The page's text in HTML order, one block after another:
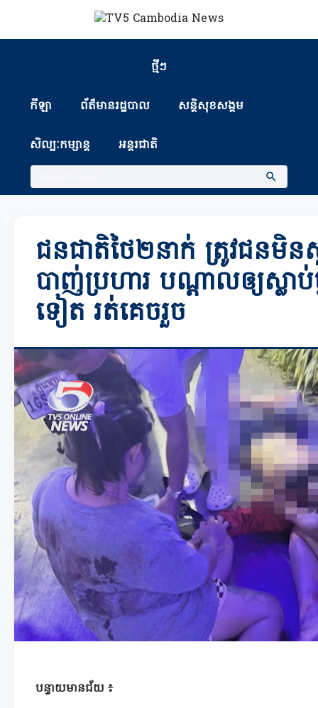
ថ្មីៗ
កីឡា ព័ត៏មានរដ្ឋបាល សន្តិសុខសង្គម
សិល្បៈកម្សាន្ត អន្តរជាតិ
ជនជាតិថៃ២នាក់ ត្រូវជនមិន
បាញ់ប្រហារ បណ្តាលឲ្យស្លាប់
ទៀត រត់គេចរួច
បន្ទាយមានជ័យ ៖